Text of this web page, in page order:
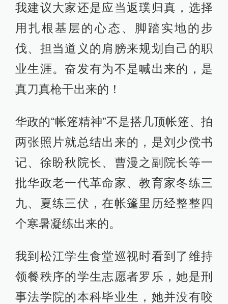
我建议大家还是应当返璞归真，选择
用扎根基层的心态、脚踏实地的步
伐、担当道义的肩膀来规划自己的职
业生涯。奋发有为不是喊出来的，是
真刀真枪干出来的！
华政的“帐篷精神”不是搭几顶帐篷、拍
两张照片就总结出来的，是刘少傥书
记、徐盼秋院长、曹漫之副院长等一
批华政老一代革命家、教育家冬练三
九、夏练三伏，在帐篷里历经整整四
个寒暑凝练出来的。
我到松江学生食堂巡视时看到了维持
领餐秩序的学生志愿者罗乐，她是刑
事法学院的本科毕业生，她并没有咬